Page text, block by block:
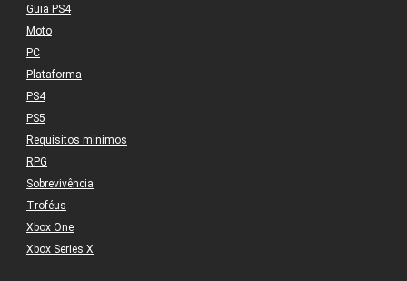
Guia PS4
Moto
PC
Plataforma
PS4
PS5
Requisitos mínimos
RPG
Sobrevivência
Troféus
Xbox One
Xbox Series X